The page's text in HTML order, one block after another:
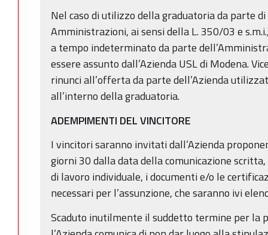
Nel caso di utilizzo della graduatoria da parte
Amministrazioni, ai sensi della L. 350/03 e
a tempo indeterminato da parte
essere assunto dall’Azienda USL di Modena.
rinunci all’offerta da parte dell’Azienda
all’interno della graduatoria.
ADEMPIMENTI DEL VINCITORE
I vincitori saranno invitati dall’Azienda
giorni 30 dalla data della comunicazione
di lavoro individuale, i documenti e/o le
necessari per l’assunzione, che saranno ivi
Scaduto inutilmente il suddetto termine per la